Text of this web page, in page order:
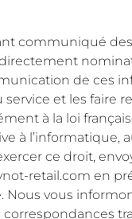
communiqué
de ces
service et les faire
à la loi
à l’informatique,
ce droit,
retail.com en
Nous vous